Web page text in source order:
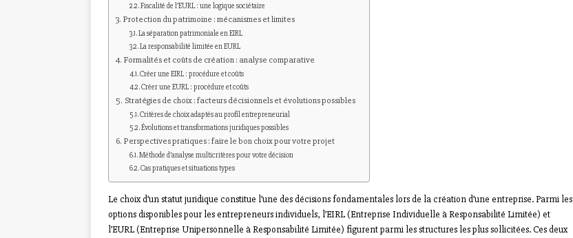
Fiscalité de l’EURL : une logique sociétaire
Protection du patrimoine : mécanismes et limites
La séparation patrimoniale en EIRL
La responsabilité limitée en EURL
Formalités et coûts de création : analyse comparative
Créer une EIRL : procédure et coûts
Créer une EURL : procédure et coûts
Stratégies de choix : facteurs décisionnels et évolutions possibles
Critères de choix adaptés au profil entrepreneurial
Évolutions et transformations juridiques possibles
Perspectives pratiques : faire le bon choix pour votre projet
Méthode d’analyse multicritères pour votre décision
Cas pratiques et situations types
Le choix d’un statut juridique constitue l’une des décisions fondamentales lors de la création d’une entreprise. Parmi les
options disponibles pour les entrepreneurs individuels, l’EIRL (Entreprise Individuelle à Responsabilité Limitée) et
l’EURL (Entreprise Unipersonnelle à Responsabilité Limitée) figurent parmi les structures les plus sollicitées. Ces deux